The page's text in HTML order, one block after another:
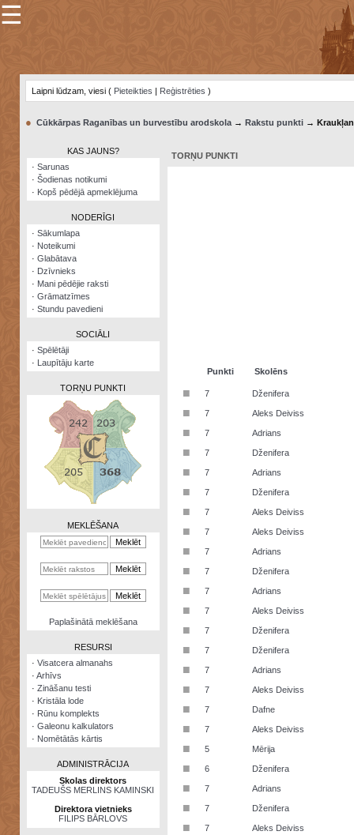
×
Šodienas
notikumi
Visatcera
almanahs
Arhīvs
Zināšanu
kalkulators
Nomētātās
☰
Laipni lūdzam, viesi ( Pieteikties | Reģistrēties )
● Cūkkārpas Raganības un burvestību arodskola→ Rakstu punkti→
KAS JAUNS?
· Sarunas
· Šodienas notikumi
· Kopš pēdējā apmeklējuma
NODERĪGI
· Sākumlapa
· Noteikumi
· Glabātava
· Dzīvnieks
· Mani pēdējie raksti
· Grāmatzīmes
· Stundu pavedieni
SOCIĀLI
· Spēlētāji
· Laupītāju karte
TORŅU PUNKTI
MEKLĒŠANA
Paplašinātā meklēšana
RESURSI
· Visatcera almanahs
· Arhīvs
· Zināšanu testi
· Kristāla lode
· Rūnu komplekts
· Galeonu kalkulators
· Nomētātās kārtis
ADMINISTRĀCIJA
Skolas direktors
TADEUŠS MERLINS KAMINSKI
Direktora vietnieks
FILIPS BĀRLOVS
TORŅU PUNKTI
Punkti Skolēns
■ 7 Dženifera
■ 7 Aleks Deiviss
■ 7 Adrians
■ 7 Dženifera
■ 7 Adrians
■ 7 Dženifera
■ 7 Aleks Deiviss
■ 7 Aleks Deiviss
■ 7 Adrians
■ 7 Dženifera
■ 7 Adrians
■ 7 Aleks Deiviss
■ 7 Dženifera
■ 7 Dženifera
■ 7 Adrians
■ 7 Aleks Deiviss
■ 7 Dafne
■ 7 Aleks Deiviss
■ 5 Mērija
■ 6 Dženifera
■ 7 Adrians
■ 7 Dženifera
■ 7 Aleks Deiviss